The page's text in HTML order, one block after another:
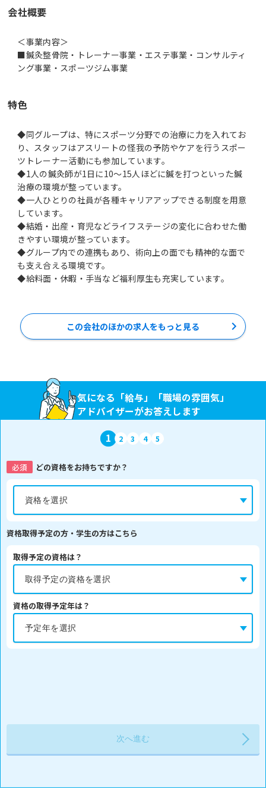
会社概要
＜事業内容＞
■鍼灸整骨院・トレーナー事業・エステ事業・コンサルティ
ング事業・スポーツジム事業
特色
◆同グループは、特にスポーツ分野での治療に力を入れてお
り、スタッフはアスリートの怪我の予防やケアを行うスポー
ツトレーナー活動にも参加しています。
◆1人の鍼灸師が1日に10～15人ほどに鍼を打つといった鍼
治療の環境が整っています。
◆一人ひとりの社員が各種キャリアアップできる制度を用意
しています。
◆結婚・出産・育児などライフステージの変化に合わせた働
きやすい環境が整っています。
◆グループ内での連携もあり、術向上の面でも精神的な面で
も支え合える環境です。
◆給料面・休暇・手当など福利厚生も充実しています。
この会社のほかの求人をもっと見る
気になる「給与」「職場の雰囲気」
アドバイザーがお答えします
1 2 3 4 5
必須 どの資格をお持ちですか？
資格取得予定の方・学生の方はこちら
取得予定の資格は？
資格の取得予定年は？